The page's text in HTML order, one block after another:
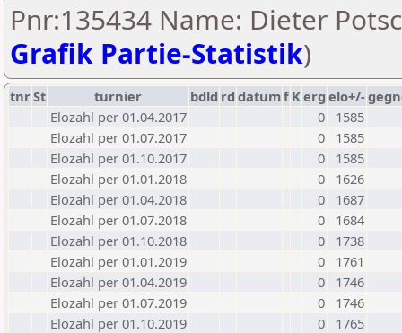
Pnr:135434 Name: Dieter
Grafik Partie-Statistik)
tnrSt turnier bdld rd datumf Kerg elo+/-
Elozahl per 01.04.2017
0
1585
Elozahl per 01.07.2017
0
1585
Elozahl per 01.10.2017
0
1585
Elozahl per 01.01.2018
0
1626
Elozahl per 01.04.2018
0
1687
Elozahl per 01.07.2018
0
1684
Elozahl per 01.10.2018
0
1738
Elozahl per 01.01.2019
0
1761
Elozahl per 01.04.2019
0
1746
Elozahl per 01.07.2019
0
1746
Elozahl per 01.10.2019
0
1765